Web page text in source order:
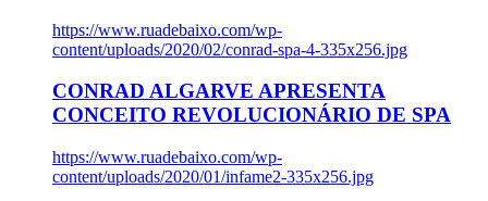
https://www.ruadebaixo.com/wp-
content/uploads/2020/02/conrad-spa-4-335x256.jpg
CONRAD ALGARVE APRESENTA
CONCEITO REVOLUCIONÁRIO DE SPA
https://www.ruadebaixo.com/wp-
content/uploads/2020/01/infame2-335x256.jpg